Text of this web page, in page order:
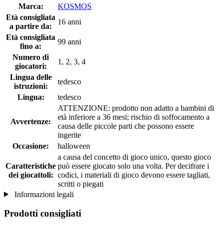
Marca:
KOSMOS
Età consigliata
a partire da:
16 anni
Età consigliata
fino a:
99 anni
Numero di
giocatori:
1, 2, 3, 4
Lingua delle
istruzioni:
tedesco
Lingua:
tedesco
Avvertenze:
ATTENZIONE: prodotto non adatto a bambini di
età inferiore a 36 mesi; rischio di soffocamento a
causa delle piccole parti che possono essere
ingerite
Occasione:
halloween
Caratteristiche
dei giocattoli:
a causa del concetto di gioco unico, questo gioco
può essere giocato solo una volta. Per decifrare i
codici, i materiali di gioco devono essere tagliati,
scritti o piegati
Informazioni legali
Prodotti consigliati